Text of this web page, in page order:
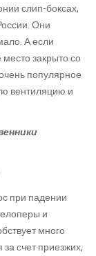
слип-боксах,
Они
А если
закрыто со
популярное
вентиляцию и
при падении
и
много
счет приезжих,